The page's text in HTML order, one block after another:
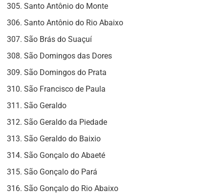
Santo Antônio do Monte
Santo Antônio do Rio Abaixo
São Brás do Suaçuí
São Domingos das Dores
São Domingos do Prata
São Francisco de Paula
São Geraldo
São Geraldo da Piedade
São Geraldo do Baixio
São Gonçalo do Abaeté
São Gonçalo do Pará
São Gonçalo do Rio Abaixo